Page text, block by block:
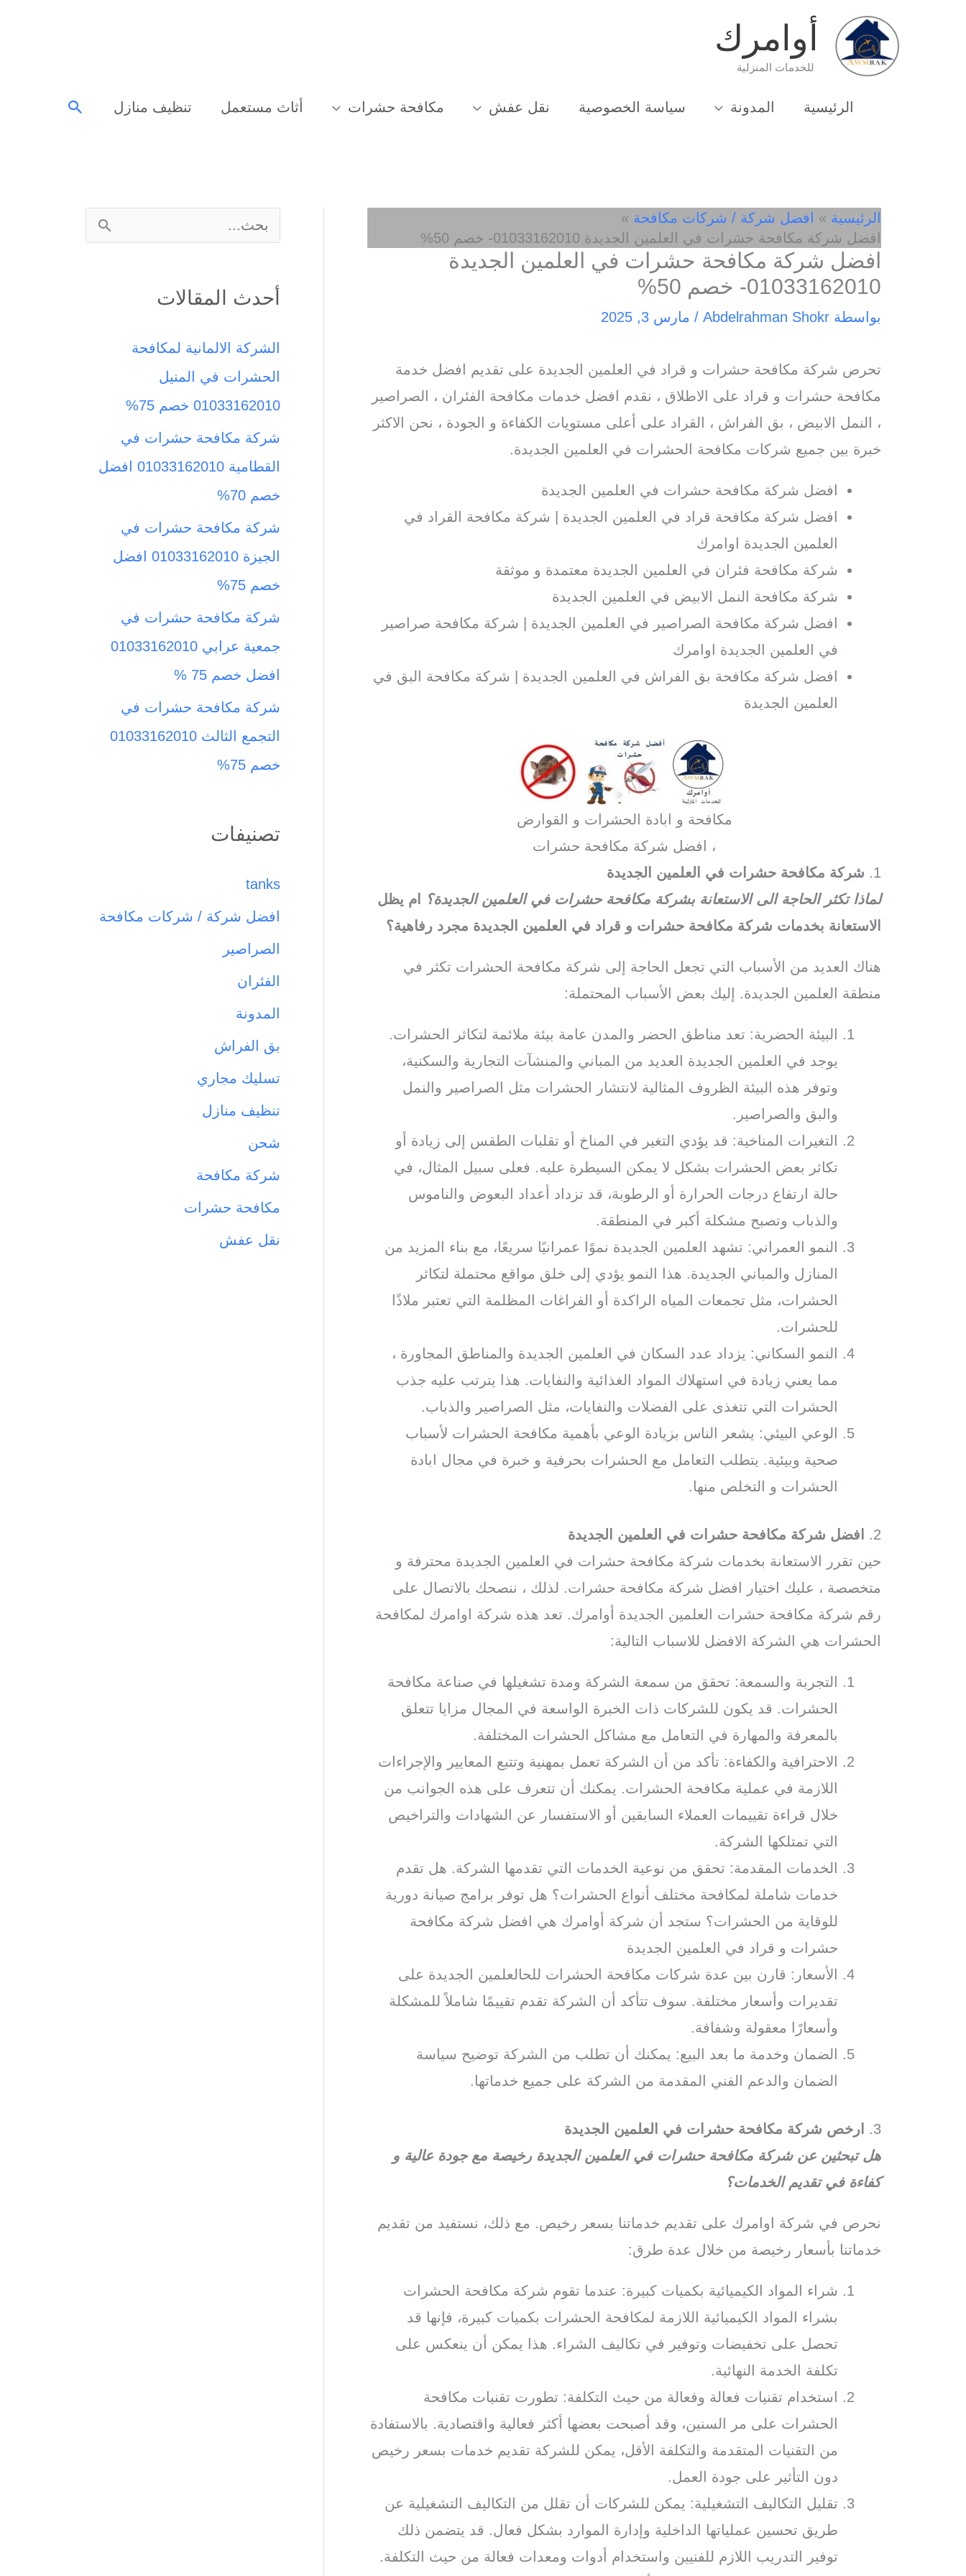
أوامرك
للخدمات المنزلية
الرئيسية المدونة سياسة الخصوصية نقل عفش مكافحة حشرات أثاث مستعمل تنظيف منازل البحث
الرئيسية
افضل شركة / شركات مكافحة
افضل شركة مكافحة حشرات في العلمين الجديدة 01033162010- خصم 50%
افضل شركة مكافحة حشرات في العلمين الجديدة
01033162010- خصم 50%
بواسطة Abdelrahman Shokr
/ مارس 3, 2025
تحرص شركة مكافحة حشرات و قراد في العلمين الجديدة على تقديم افضل خدمة
مكافحة حشرات و قراد على الاطلاق ، نقدم افضل خدمات مكافحة الفئران ، الصراصير
، النمل الابيض ، بق الفراش ، القراد على أعلى مستويات الكفاءة و الجودة ، نحن الاكثر
خبرة بين جميع شركات مكافحة الحشرات في العلمين الجديدة.
افضل شركة مكافحة حشرات في العلمين الجديدة
افضل شركة مكافحة قراد في العلمين الجديدة | شركة مكافحة القراد في
العلمين الجديدة اوامرك
شركة مكافحة فئران في العلمين الجديدة معتمدة و موثقة
شركة مكافحة النمل الابيض في العلمين الجديدة
افضل شركة مكافحة الصراصير في العلمين الجديدة | شركة مكافحة صراصير
في العلمين الجديدة اوامرك
افضل شركة مكافحة بق الفراش في العلمين الجديدة | شركة مكافحة البق في
العلمين الجديدة
مكافحة و ابادة الحشرات و القوارض
، افضل شركة مكافحة حشرات
1.
شركة مكافحة حشرات في العلمين الجديدة
لماذا تكثر الحاجة الى الاستعانة بشركة مكافحة حشرات في العلمين الجديدة؟
ام يظل
الاستعانة بخدمات شركة مكافحة حشرات و قراد في العلمين الجديدة مجرد رفاهية؟
هناك العديد من الأسباب التي تجعل الحاجة إلى شركة مكافحة الحشرات تكثر في
منطقة العلمين الجديدة. إليك بعض الأسباب المحتملة:
البيئة الحضرية: تعد مناطق الحضر والمدن عامة بيئة ملائمة لتكاثر الحشرات.
يوجد في العلمين الجديدة العديد من المباني والمنشآت التجارية والسكنية،
وتوفر هذه البيئة الظروف المثالية لانتشار الحشرات مثل الصراصير والنمل
والبق والصراصير.
التغيرات المناخية: قد يؤدي التغير في المناخ أو تقلبات الطقس إلى زيادة أو
تكاثر بعض الحشرات بشكل لا يمكن السيطرة عليه. فعلى سبيل المثال، في
حالة ارتفاع درجات الحرارة أو الرطوبة، قد تزداد أعداد البعوض والناموس
والذباب وتصبح مشكلة أكبر في المنطقة.
النمو العمراني: تشهد العلمين الجديدة نموًا عمرانيًا سريعًا، مع بناء المزيد من
المنازل والمباني الجديدة. هذا النمو يؤدي إلى خلق مواقع محتملة لتكاثر
الحشرات، مثل تجمعات المياه الراكدة أو الفراغات المظلمة التي تعتبر ملاذًا
للحشرات.
النمو السكاني: يزداد عدد السكان في العلمين الجديدة والمناطق المجاورة ،
مما يعني زيادة في استهلاك المواد الغذائية والنفايات. هذا يترتب عليه جذب
الحشرات التي تتغذى على الفضلات والنفايات، مثل الصراصير والذباب.
الوعي البيئي: يشعر الناس بزيادة الوعي بأهمية مكافحة الحشرات لأسباب
صحية وبيئية. يتطلب التعامل مع الحشرات بحرفية و خبرة في مجال ابادة
الحشرات و التخلص منها.
2.
افضل شركة مكافحة حشرات في العلمين الجديدة
حين تقرر الاستعانة بخدمات شركة مكافحة حشرات في العلمين الجديدة محترفة و
متخصصة ، عليك اختيار افضل شركة مكافحة حشرات. لذلك ، ننصحك بالاتصال على
رقم شركة مكافحة حشرات العلمين الجديدة أوامرك. تعد هذه شركة اوامرك لمكافحة
الحشرات هي الشركة الافضل للاسباب التالية:
التجربة والسمعة: تحقق من سمعة الشركة ومدة تشغيلها في صناعة مكافحة
الحشرات. قد يكون للشركات ذات الخبرة الواسعة في المجال مزايا تتعلق
بالمعرفة والمهارة في التعامل مع مشاكل الحشرات المختلفة.
الاحترافية والكفاءة: تأكد من أن الشركة تعمل بمهنية وتتبع المعايير والإجراءات
اللازمة في عملية مكافحة الحشرات. يمكنك أن تتعرف على هذه الجوانب من
خلال قراءة تقييمات العملاء السابقين أو الاستفسار عن الشهادات والتراخيص
التي تمتلكها الشركة.
الخدمات المقدمة: تحقق من نوعية الخدمات التي تقدمها الشركة. هل تقدم
خدمات شاملة لمكافحة مختلف أنواع الحشرات؟ هل توفر برامج صيانة دورية
للوقاية من الحشرات؟ ستجد أن شركة أوامرك هي افضل شركة مكافحة
حشرات و قراد في العلمين الجديدة
الأسعار: قارن بين عدة شركات مكافحة الحشرات للحالعلمين الجديدة على
تقديرات وأسعار مختلفة. سوف تتأكد أن الشركة تقدم تقييمًا شاملاً للمشكلة
وأسعارًا معقولة وشفافة.
الضمان وخدمة ما بعد البيع: يمكنك أن تطلب من الشركة توضيح سياسة
الضمان والدعم الفني المقدمة من الشركة على جميع خدماتها.
3.
ارخص شركة مكافحة حشرات في العلمين الجديدة
هل تبحثين عن شركة مكافحة حشرات في العلمين الجديدة رخيصة مع جودة عالية و
كفاءة في تقديم الخدمات؟
نحرص في شركة اوامرك على تقديم خدماتنا بسعر رخيص. مع ذلك، نستفيد من تقديم
خدماتنا بأسعار رخيصة من خلال عدة طرق:
شراء المواد الكيميائية بكميات كبيرة: عندما تقوم شركة مكافحة الحشرات
بشراء المواد الكيميائية اللازمة لمكافحة الحشرات بكميات كبيرة، فإنها قد
تحصل على تخفيضات وتوفير في تكاليف الشراء. هذا يمكن أن ينعكس على
تكلفة الخدمة النهائية.
استخدام تقنيات فعالة وفعالة من حيث التكلفة: تطورت تقنيات مكافحة
الحشرات على مر السنين، وقد أصبحت بعضها أكثر فعالية واقتصادية. بالاستفادة
من التقنيات المتقدمة والتكلفة الأقل، يمكن للشركة تقديم خدمات بسعر رخيص
دون التأثير على جودة العمل.
تقليل التكاليف التشغيلية: يمكن للشركات أن تقلل من التكاليف التشغيلية عن
طريق تحسين عملياتها الداخلية وإدارة الموارد بشكل فعال. قد يتضمن ذلك
توفير التدريب اللازم للفنيين واستخدام أدوات ومعدات فعالة من حيث التكلفة.
ب
ث
ع
ن
أحدث المقالات
الشركة الالمانية لمكافحة
الحشرات في المنيل
01033162010 خصم 75%
شركة مكافحة حشرات في
القطامية 01033162010 افضل
خصم 70%
شركة مكافحة حشرات في
الجيزة 01033162010 افضل
خصم 75%
شركة مكافحة حشرات في
جمعية عرابي 01033162010
افضل خصم 75 %
شركة مكافحة حشرات في
التجمع الثالث 01033162010
خصم 75%
تصنيفات
tanks
افضل شركة / شركات مكافحة
الصراصير
الفئران
المدونة
بق الفراش
تسليك مجاري
تنظيف منازل
شحن
شركة مكافحة
مكافحة حشرات
نقل عفش